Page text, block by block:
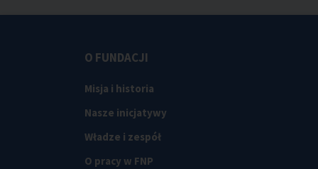
O FUNDACJI
Misja i historia
Nasze inicjatywy
Władze i zespół
O pracy w FNP